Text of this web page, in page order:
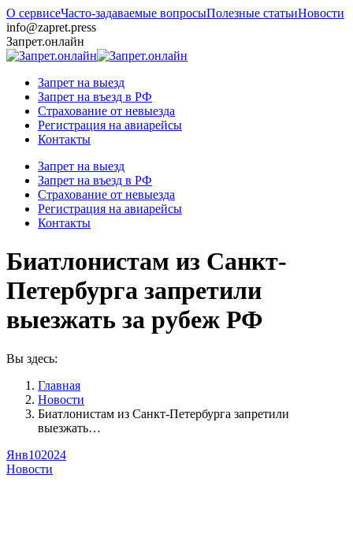
О сервисеЧасто-задаваемые вопросыПолезные статьиНовости
info@zapret.press
Запрет.онлайн
Запрет на выезд
Запрет на въезд в РФ
Страхование от невыезда
Регистрация на авиарейсы
Контакты
Запрет на выезд
Запрет на въезд в РФ
Страхование от невыезда
Регистрация на авиарейсы
Контакты
Биатлонистам из Санкт-
Петербурга запретили
выезжать за рубеж РФ
Вы здесь:
Главная
Новости
Биатлонистам из Санкт-Петербурга запретили
выезжать…
Янв102024
Новости